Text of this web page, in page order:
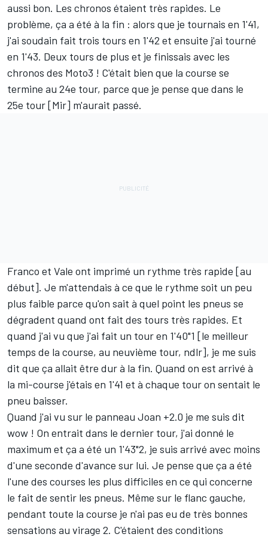
aussi bon. Les chronos étaient très rapides. Le
problème, ça a été à la fin : alors que je tournais en 1'41,
j'ai soudain fait trois tours en 1'42 et ensuite j'ai tourné
en 1'43. Deux tours de plus et je finissais avec les
chronos des Moto3 ! C'était bien que la course se
termine au 24e tour, parce que je pense que dans le
25e tour [Mir] m'aurait passé.
Franco et Vale ont imprimé un rythme très rapide [au
début]. Je m'attendais à ce que le rythme soit un peu
plus faible parce qu'on sait à quel point les pneus se
dégradent quand ont fait des tours très rapides. Et
quand j'ai vu que j'ai fait un tour en 1'40"1 [le meilleur
temps de la course, au neuvième tour, ndlr], je me suis
dit que ça allait être dur à la fin. Quand on est arrivé à
la mi-course j'étais en 1'41 et à chaque tour on sentait le
pneu baisser.
Quand j'ai vu sur le panneau Joan +2.0 je me suis dit
wow ! On entrait dans le dernier tour, j'ai donné le
maximum et ça a été un 1'43"2, je suis arrivé avec moins
d'une seconde d'avance sur lui. Je pense que ça a été
l'une des courses les plus difficiles en ce qui concerne
le fait de sentir les pneus. Même sur le flanc gauche,
pendant toute la course je n'ai pas eu de très bonnes
sensations au virage 2. C'étaient des conditions